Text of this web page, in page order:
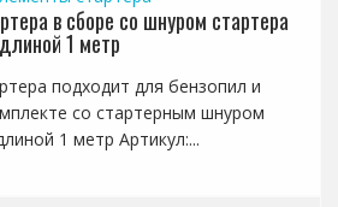
в сборе со шнуром стартера
1 метр
подходит для бензопил и
со стартерным шнуром
1 метр Артикул:...